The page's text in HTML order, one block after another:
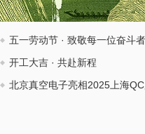
五一劳动节 · 致敬每一位奋斗者
开工大吉 · 共赴新程
北京真空电子亮相2025上海